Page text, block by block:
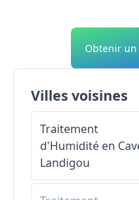
Obtenir
Villes voisines
Traitement
d'Humidité en
Landigou